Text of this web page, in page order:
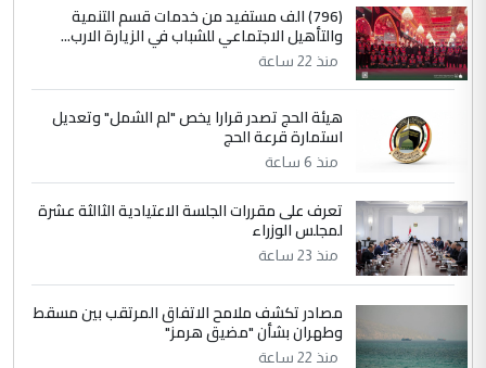
(796) الف مستفيد من خدمات قسم التنمية
والتأهيل الاجتماعي للشباب في الزيارة الارب...
منذ 22 ساعة
هيئة الحج تصدر قرارا يخص "لم الشمل" وتعديل
استمارة قرعة الحج
منذ 6 ساعة
تعرف على مقررات الجلسة الاعتيادية الثالثة عشرة
لمجلس الوزراء
منذ 23 ساعة
مصادر تكشف ملامح الاتفاق المرتقب بين مسقط
وطهران بشأن "مضيق هرمز"
منذ 22 ساعة